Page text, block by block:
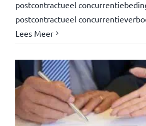
postcontractueel
postcontractueel
Lees Meer